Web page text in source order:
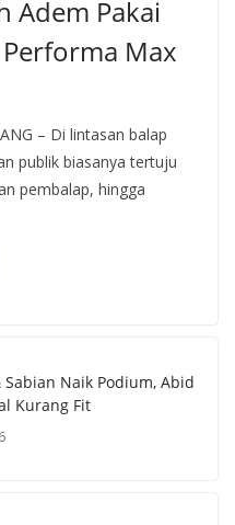
Adem Pakai
Max
– Di lintasan balap
publik biasanya tertuju
pembalap, hingga
Sabian Naik Podium, Abid
Kurang Fit